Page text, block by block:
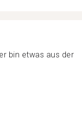
bin etwas aus der